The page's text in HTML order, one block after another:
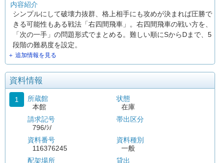
内容紹介
シンプルにして破壊力抜群、格上相手にも攻めが決まれば圧勝で
きる可能性もある戦法「右四間飛車」。右四間飛車の戦い方を、
「次の一手」の問題形式でまとめる。難しい順にSからDまで、5
段階の難易度を設定。
＋ 追加情報を見る
資料情報
1
所蔵館
本館
請求記号
796/ｼ/
資料番号
116376245
配架場所
状態
在庫
帯出区分
資料種別
一般
貸出